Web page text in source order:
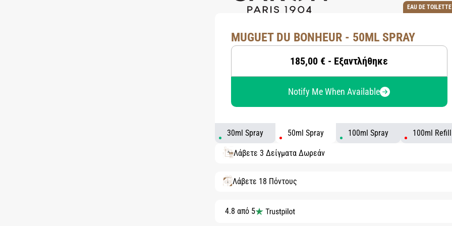
EAU DE TOILETTE
MUGUET DU BONHEUR - 50ML SPRAY
185,00 € - Εξαντλήθηκε
Notify Me When Available
30ml Spray 50ml Spray 100ml Spray 100ml Refill
Λάβετε 3 Δείγματα Δωρεάν
Λάβετε 18 Πόντους
4.8 από 5